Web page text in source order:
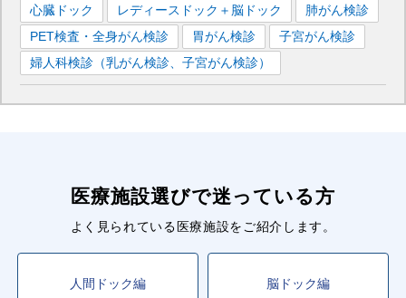
新宿三丁目
西新宿 駅 新高円寺 駅 南阿佐ケ谷駅
■東京メトロ南北線
目黒駅 四ツ谷駅 市ケ谷駅 飯田橋駅
溜池山王駅 永田町駅 後楽園駅 六本木一丁目駅
心臓ドック
レディースドック＋脳ドック
肺がん検診
PET検査・全身がん検診
胃がん検診
子宮がん検診
婦人科検診（乳がん検診、子宮がん検診）
医療施設選びで迷っている方
よく見られている医療施設をご紹介します。
人間ドック編 脳ドック編